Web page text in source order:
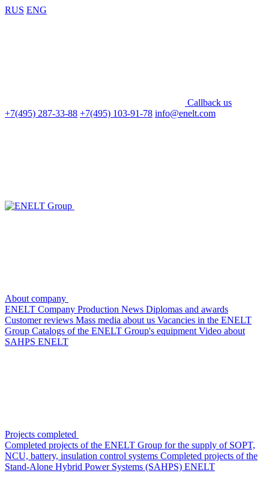
RUS ENG
Callback us
+7(495) 287-33-88 +7(495) 103-91-78 info@enelt.com
About company
ENELT Company Production News Diplomas and awards
Customer reviews Mass media about us Vacancies in the ENELT
Group Сatalogs of the ENELT Group's equipment Video about
SAHPS ENELT
Projects completed
Completed projects of the ENELT Group for the supply of SOPT,
NCU, battery, insulation control systems Completed projects of the
Stand-Alone Hybrid Power Systems (SAHPS) ENELT